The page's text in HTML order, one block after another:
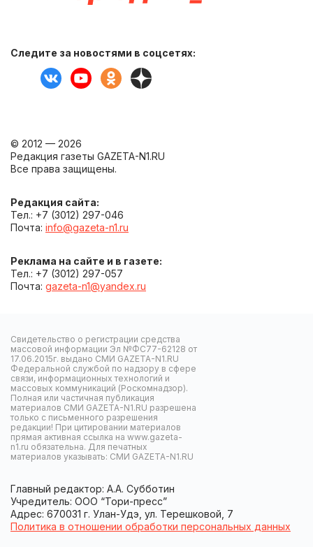
Следите за новостями в соцсетях:
© 2012 — 2026
Редакция газеты GAZETA-N1.RU
Все права защищены.
Редакция сайта:
Тел.: +7 (3012) 297-046
Почта: info@gazeta-n1.ru
Реклама на сайте и в газете:
Тел.: +7 (3012) 297-057
Почта: gazeta-n1@yandex.ru
Свидетельство о регистрации средства
массовой информации Эл №ФС77-62128 от
17.06.2015г. выдано СМИ GAZETA-N1.RU
Федеральной службой по надзору в сфере
связи, информационных технологий и
массовых коммуникаций (Роскомнадзор).
Полная или частичная публикация
материалов СМИ GAZETA-N1.RU разрешена
только с письменного разрешения
редакции! При цитировании материалов
прямая активная ссылка на www.gazeta-
n1.ru обязательна. Для печатных
материалов указывать: СМИ GAZETA-N1.RU
Главный редактор: А.А. Субботин
Учредитель: ООО “Тори-пресс”
Адрес: 670031 г. Улан-Удэ, ул. Терешковой, 7
Политика в отношении обработки персональных данных